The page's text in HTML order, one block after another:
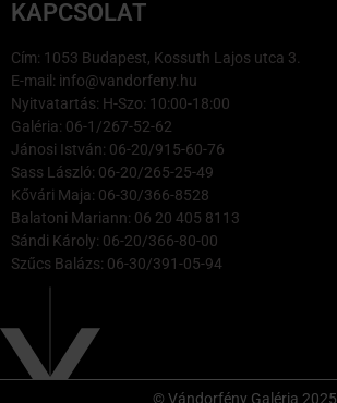
KAPCSOLAT
Cím: 1053 Budapest, Kossuth Lajos utca 3.
E-mail: info@vandorfeny.hu
Nyitvatartás: H-Szo: 10:00-18:00
Galéria: 06-1/267-52-62
Jánosi István: 06-20/915-60-76
Sass László: 06-20/265-25-49
Kővári Maja: 06-30/366-8528
Balatoni Mariann: 06 20 405 8113
Sándi Károly: 06-20/366-80-00
Szűcs Balázs: 06-30/391-05-94
© Vándorfény Galéria 2025